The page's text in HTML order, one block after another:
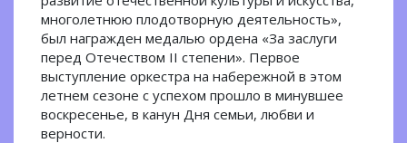
многолетнюю плодотворную деятельность»,
был награжден медалью ордена «За заслуги
перед Отечеством II степени». Первое
выступление оркестра на набережной в этом
летнем сезоне с успехом прошло в минувшее
воскресенье, в канун Дня семьи, любви и
верности.